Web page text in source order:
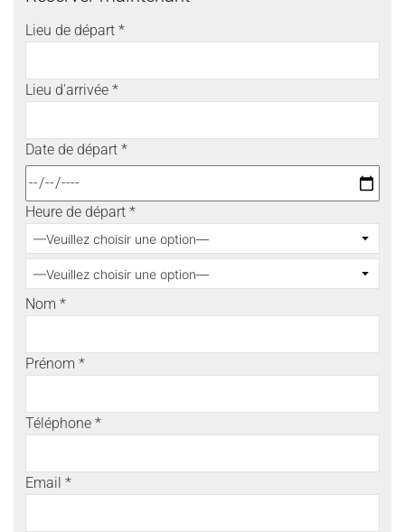
Lieu de départ *
Lieu d'arrivée *
Date de départ *
Heure de départ *
Nom *
Prénom *
Téléphone *
Email *